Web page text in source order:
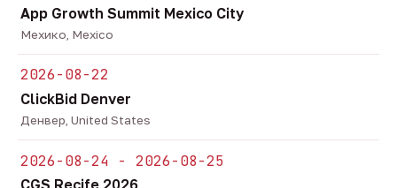
App Growth Summit Mexico City
Мехико, Mexico
2026-08-22
ClickBid Denver
Денвер, United States
2026-08-24 - 2026-08-25
CGS Recife 2026